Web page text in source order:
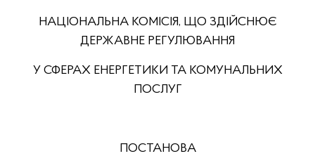
НАЦІОНАЛЬНА КОМІСІЯ, ЩО ЗДІЙСНЮЄ
ДЕРЖАВНЕ РЕГУЛЮВАННЯ
У СФЕРАХ ЕНЕРГЕТИКИ ТА КОМУНАЛЬНИХ
ПОСЛУГ
ПОСТАНОВА